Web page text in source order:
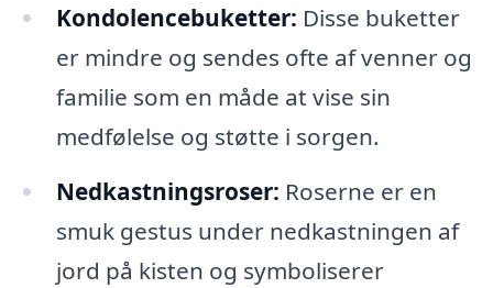
Kondolencebuketter: Disse buketter
er mindre og sendes ofte af venner og
familie som en måde at vise sin
medfølelse og støtte i sorgen.
Nedkastningsroser: Roserne er en
smuk gestus under nedkastningen af
jord på kisten og symboliserer